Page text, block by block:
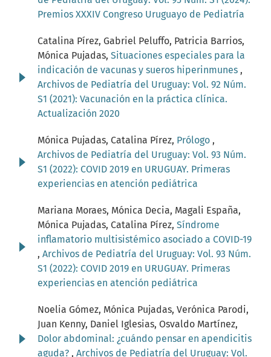
Premios XXXIV Congreso Uruguayo de Pediatría
Catalina Pírez, Gabriel Peluffo, Patricia Barrios,
Mónica Pujadas, Situaciones especiales para la
indicación de vacunas y sueros hiperinmunes ,
Archivos de Pediatría del Uruguay: Vol. 92 Núm.
S1 (2021): Vacunación en la práctica clínica.
Actualización 2020
Mónica Pujadas, Catalina Pírez, Prólogo ,
Archivos de Pediatría del Uruguay: Vol. 93 Núm.
S1 (2022): COVID 2019 en URUGUAY. Primeras
experiencias en atención pediátrica
Mariana Moraes, Mónica Decia, Magali España,
Mónica Pujadas, Catalina Pírez, Síndrome
inflamatorio multisistémico asociado a COVID-19
, Archivos de Pediatría del Uruguay: Vol. 93 Núm.
S1 (2022): COVID 2019 en URUGUAY. Primeras
experiencias en atención pediátrica
Noelia Gómez, Mónica Pujadas, Verónica Parodi,
Juan Kenny, Daniel Iglesias, Osvaldo Martínez,
Dolor abdominal: ¿cuándo pensar en apendicitis
aguda? , Archivos de Pediatría del Uruguay: Vol.